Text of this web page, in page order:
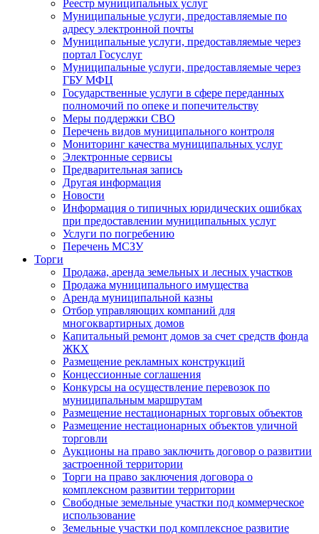
Реестр муниципальных услуг
Муниципальные услуги, предоставляемые по
адресу электронной почты
Муниципальные услуги, предоставляемые через
портал Госуслуг
Муниципальные услуги, предоставляемые через
ГБУ МФЦ
Государственные услуги в сфере переданных
полномочий по опеке и попечительству
Меры поддержки СВО
Перечень видов муниципального контроля
Мониторинг качества муниципальных услуг
Электронные сервисы
Предварительная запись
Другая информация
Новости
Информация о типичных юридических ошибках
при предоставлении муниципальных услуг
Услуги по погребению
Перечень МСЗУ
Торги
Продажа, аренда земельных и лесных участков
Продажа муниципального имущества
Аренда муниципальной казны
Отбор управляющих компаний для
многоквартирных домов
Капитальный ремонт домов за счет средств фонда
ЖКХ
Размещение рекламных конструкций
Концессионные соглашения
Конкурсы на осуществление перевозок по
муниципальным маршрутам
Размещение нестационарных торговых объектов
Размещение нестационарных объектов уличной
торговли
Аукционы на право заключить договор о развитии
застроенной территории
Торги на право заключения договора о
комплексном развитии территории
Свободные земельные участки под коммерческое
использование
Земельные участки под комплексное развитие